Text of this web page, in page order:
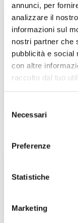
annunci, per
analizzare il
informazioni sul
nostri partner che
pubblicità e social
con altre
raccolto dal tuo
delNecessari
Preferenze
Statistiche
Marketing
Umbria -
USL
Alto
Località
USL
Matteo